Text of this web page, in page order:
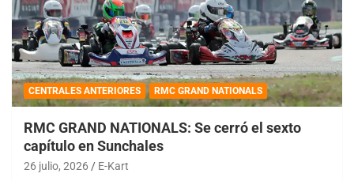
CENTRALES ANTERIORES RMC GRAND NATIONALS
RMC GRAND NATIONALS: Se cerró el sexto
capítulo en Sunchales
26 julio, 2026 E-Kart